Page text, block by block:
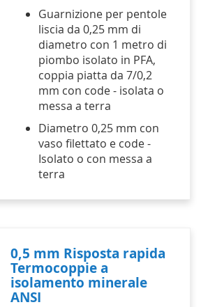
Guarnizione per pentole
liscia da 0,25 mm di
diametro con 1 metro di
piombo isolato in PFA,
coppia piatta da 7/0,2
mm con code - isolata o
messa a terra
Diametro 0,25 mm con
vaso filettato e code -
Isolato o con messa a
terra
0,5 mm Risposta rapida
Termocoppie a
isolamento minerale
ANSI